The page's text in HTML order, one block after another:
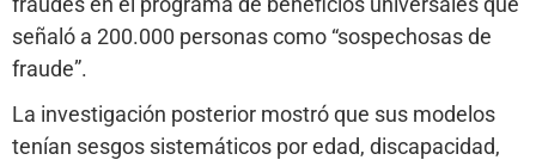
señaló a 200.000 personas como “sospechosas de
fraude”.
La investigación posterior mostró que sus modelos
tenían sesgos sistemáticos por edad, discapacidad,